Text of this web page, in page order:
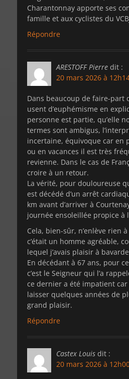
Charantonnay apporte ses
famille et aux cyclistes du
Répondre
ARESTOFF Pierre dit :
20 mars 2026 à
Dans beaucoup de faire-part
usent d’euphémisme en
personne est partie, qu’elle
termes sont ambigus,
incertaine, équivoque car en
ou en vacances il est très
revienne. Dans le cas de
croire à un retour.
La vérité, pour douloureuse
est décédé d’un arrêt
km avant d’arriver à
journée ensoleillée propice à
Cela, bien-sûr, n’enlève rien
c’était un homme agréable,
lequel j’avais plaisir à
En décédant à 67 ans, pour
c’est le Seigneur qui l’a
ce dernier a été impatient
laisser quelques années de
grand plaisir.
Répondre
Castex Louis dit :
20 mars 2026 à